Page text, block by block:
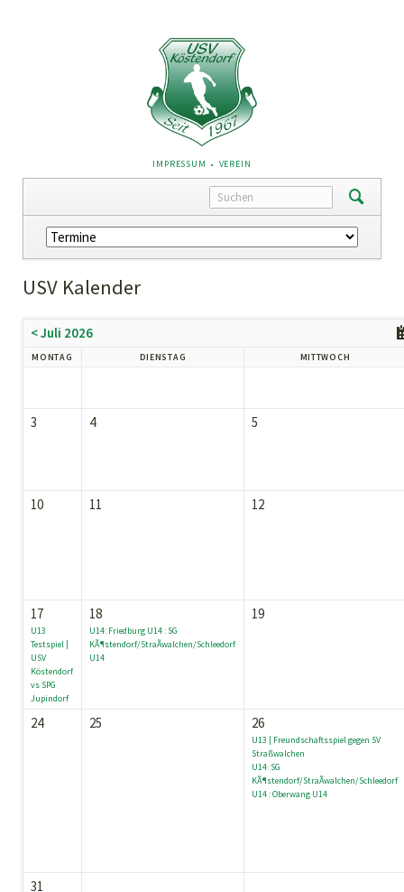
NAVIGATION
ÜBERSPRINGEN
IMPRESSUM VEREIN
Navigation
überspringen
USV Kalender
< Juli 2026
MONTAG DIENSTAG MITTWOCH
3 4 5
10 11 12
17
U13
Testspiel |
USV
Köstendorf
vs SPG
Jupindorf
18
U14: Friedburg U14 : SG
KÃ¶stendorf/StraÃwalchen/Schleedorf
U14
19
24 25 26
U13 | Freundschaftsspiel gegen SV
Straßwalchen
U14: SG
KÃ¶stendorf/StraÃwalchen/Schleedorf
U14 : Oberwang U14
31